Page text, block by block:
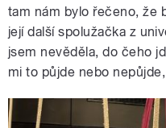
tam nám bylo řečeno, že
její další spolužačka z
jsem nevěděla, do čeho
mi to půjde nebo